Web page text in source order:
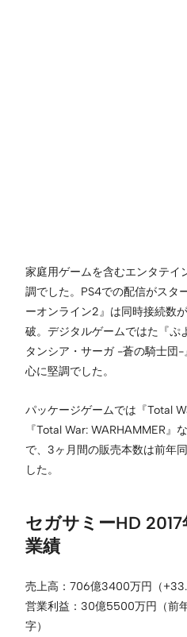
家庭用ゲームを含むエンタテイ
調でした。PS4での配信がスタ
ーオンライン2』は同時接続数
破。デジタルゲームではた『ぷ
タンシア・サーガ -蒼の騎⼠団
心に堅調でした。
パッケージゲームでは『Total
『Total War: WARHAMMER』
で、3ヶ月間の販売本数は前年
した。
セガサミーHD 2017
業績
売上高：706億3400万円（
営業利益：30億5500万円（前
字）